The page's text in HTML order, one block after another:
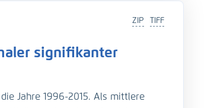
Unk, doi:
DB, doi:
P., Kösters, F. (2021): An
TIFF
ZIP
signifikanter
Jahre 1996-2015. Als mittlere